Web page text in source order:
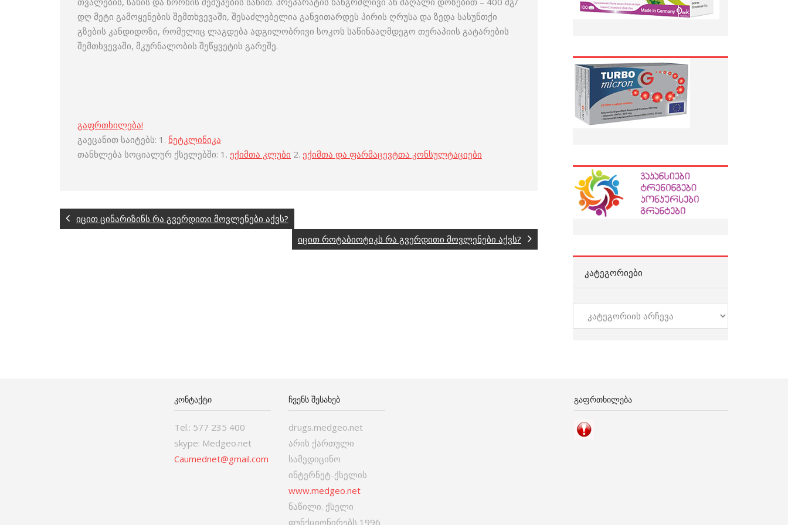
დღ მეტი გამოყენების შემთხვევაში, შესაძლებელია განვითარდეს პირის ღრუსა და ზედა სასუნთქი
გზების კანდიდოზი, რომელიც ლაგდება ადგილობრივი სოკოს საწინააღმდეგო თერაპიის გატარების
შემთხვევაში, მკურნალობის შეწყვეტის გარეშე.
გაფრთხილება!
გაეცანით საიტებს: 1. ნეტკლინიკა
თანხლება სოციალურ ქსელებში: 1. ექიმთა კლუბი 2. ექიმთა და ფარმაცევტთა კონსულტაციები
იცით ცინარიზინს რა გვერდითი მოვლენები აქვს?
იცით როტაბიოტიკს რა გვერდითი მოვლენები აქვს?
ᲙᲐᲢᲔᲒᲝᲠᲘᲔᲑᲘ
კატეგორიები
ᲙᲝᲜᲢᲐᲥᲢᲘ
Tel.: 577 235 400
skype: Medgeo.net
Caumednet@gmail.com
ᲩᲕᲔᲜᲡ ᲨᲔᲡᲐᲮᲔᲑ
drugs.medgeo.net
არის ქართული
სამედიცინო
ინტერნეტ-ქსელის
www.medgeo.net
ნაწილი. ქსელი
ფუნქციონირებს 1996
ᲒᲐᲤᲠᲗᲮᲘᲚᲔᲑᲐ